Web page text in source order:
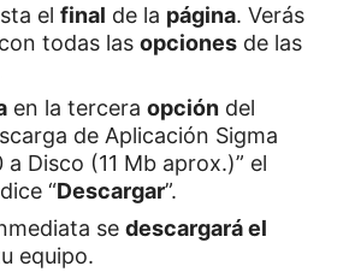
el final de la página. Verás
todas las opciones de las
en la tercera opción del
de Aplicación Sigma
a Disco (11 Mb aprox.)” el
“Descargar”.
se descargará el
equipo.